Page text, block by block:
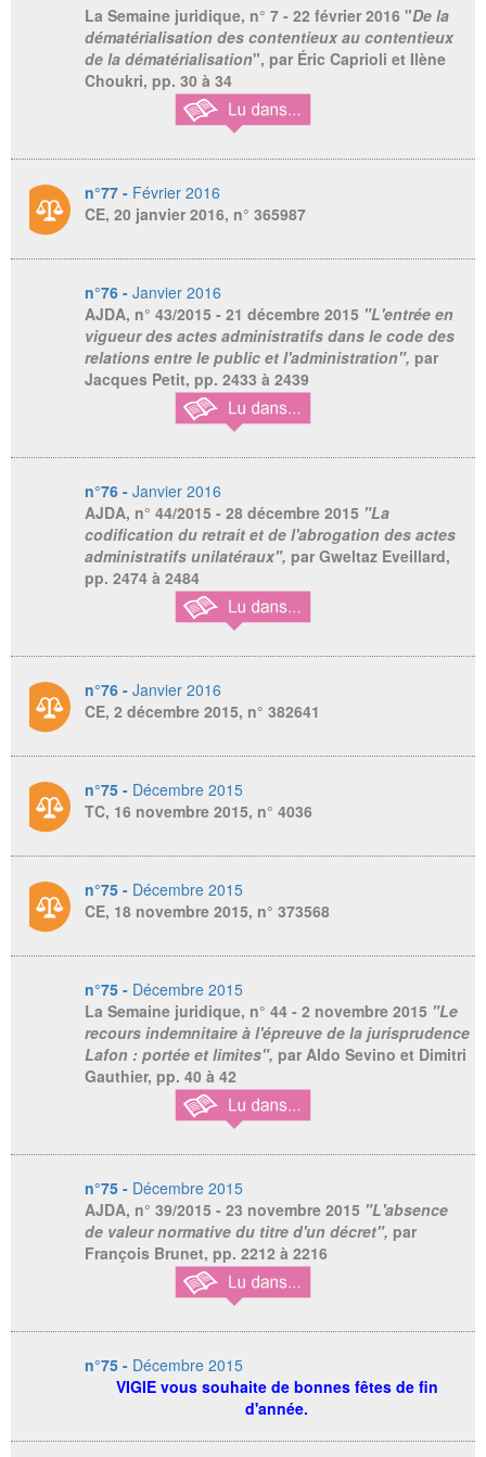
La Semaine juridique, n° 7 - 22 février 2016 "De la
dématérialisation des contentieux au contentieux
de la dématérialisation", par Éric Caprioli et Ilène
Choukri, pp. 30 à 34
n°77 - Février 2016
CE, 20 janvier 2016, n° 365987
n°76 - Janvier 2016
AJDA, n° 43/2015 - 21 décembre 2015 "L'entrée en
vigueur des actes administratifs dans le code des
relations entre le public et l'administration", par
Jacques Petit, pp. 2433 à 2439
n°76 - Janvier 2016
AJDA, n° 44/2015 - 28 décembre 2015 "La
codification du retrait et de l'abrogation des actes
administratifs unilatéraux", par Gweltaz Eveillard,
pp. 2474 à 2484
n°76 - Janvier 2016
CE, 2 décembre 2015, n° 382641
n°75 - Décembre 2015
TC, 16 novembre 2015, n° 4036
n°75 - Décembre 2015
CE, 18 novembre 2015, n° 373568
n°75 - Décembre 2015
La Semaine juridique, n° 44 - 2 novembre 2015 "Le
recours indemnitaire à l'épreuve de la jurisprudence
Lafon : portée et limites", par Aldo Sevino et Dimitri
Gauthier, pp. 40 à 42
n°75 - Décembre 2015
AJDA, n° 39/2015 - 23 novembre 2015 "L'absence
de valeur normative du titre d'un décret", par
François Brunet, pp. 2212 à 2216
n°75 - Décembre 2015
VIGIE vous souhaite de bonnes fêtes de fin
d'année.